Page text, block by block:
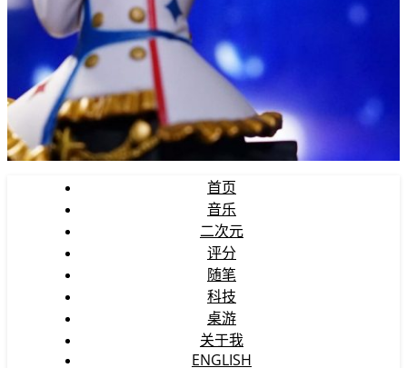
首页
音乐
二次元
评分
随笔
科技
桌游
关于我
ENGLISH